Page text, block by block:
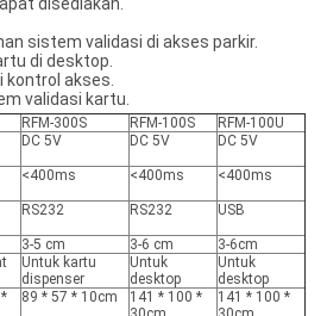
disediakan.
sistem validasi di akses parkir.
di desktop.
kontrol akses.
validasi kartu.
RFM-300S RFM-100S
RFM-100U
DC 5V DC 5V DC 5V
<400ms <400ms <400ms
RS232 RS232 USB
3-5 cm 3-6 cm
3-6cm
Untuk kartu
dispenser
Untuk
desktop
Untuk
desktop
89 * 57 * 10cm
141 * 100 *
141 * 100 *